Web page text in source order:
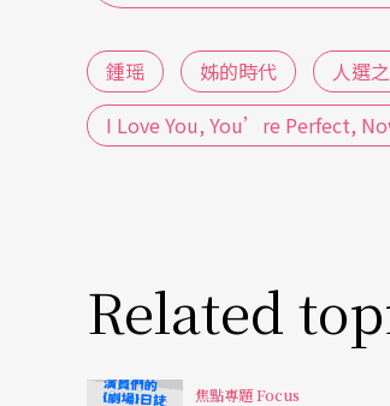
鍾瑶說，站上了排練場，她必
鍾瑶 姊的時代 人選
I Love You, You’re Perfect,
Related
焦點專題 Focus